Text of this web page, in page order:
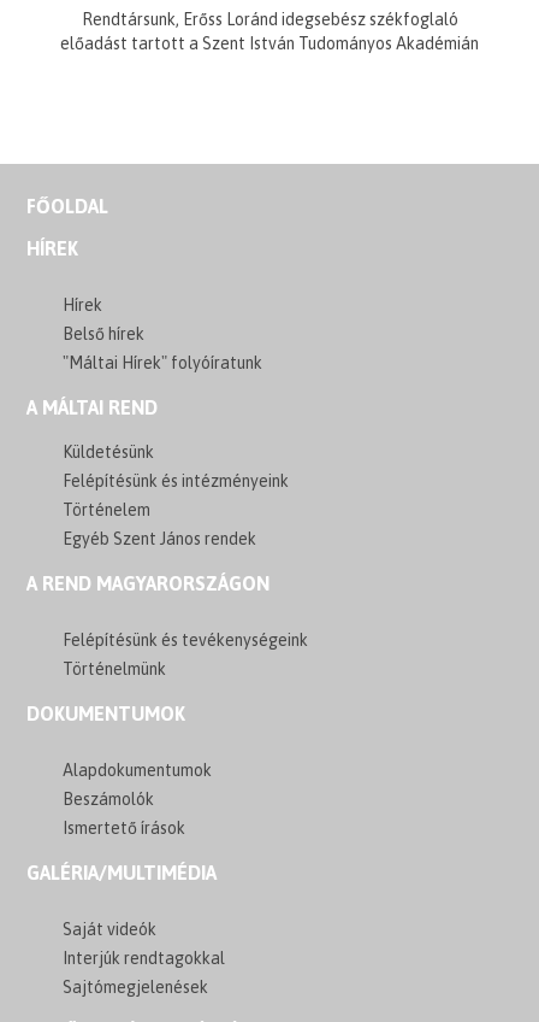
Rendtársunk, Erőss Loránd idegsebész székfoglaló
előadást tartott a Szent István Tudományos Akadémián
FŐOLDAL
HÍREK
Hírek
Belső hírek
"Máltai Hírek" folyóíratunk
A MÁLTAI REND
Küldetésünk
Felépítésünk és intézményeink
Történelem
Egyéb Szent János rendek
A REND MAGYARORSZÁGON
Felépítésünk és tevékenységeink
Történelmünk
DOKUMENTUMOK
Alapdokumentumok
Beszámolók
Ismertető írások
GALÉRIA/MULTIMÉDIA
Saját videók
Interjúk rendtagokkal
Sajtómegjelenések